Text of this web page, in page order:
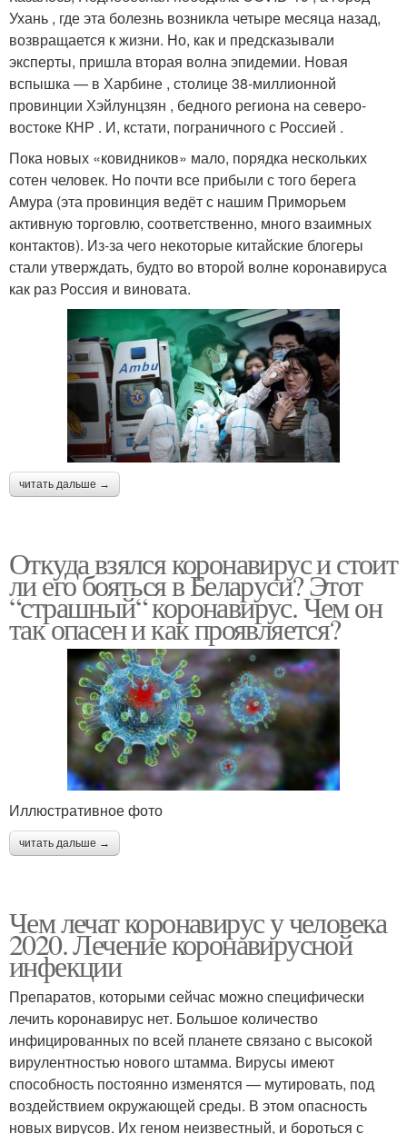
Ухань , где эта болезнь возникла четыре месяца назад,
возвращается к жизни. Но, как и предсказывали
эксперты, пришла вторая волна эпидемии. Новая
вспышка — в Харбине , столице 38-миллионной
провинции Хэйлунцзян , бедного региона на северо-
востоке КНР . И, кстати, пограничного с Россией .
Пока новых «ковидников» мало, порядка нескольких
сотен человек. Но почти все прибыли с того берега
Амура (эта провинция ведёт с нашим Приморьем
активную торговлю, соответственно, много взаимных
контактов). Из-за чего некоторые китайские блогеры
стали утверждать, будто во второй волне коронавируса
как раз Россия и виновата.
читать дальше →
Откуда взялся коронавирус и стоит
ли его бояться в Беларуси? Этот
“страшный“ коронавирус. Чем он
так опасен и как проявляется?
Иллюстративное фото
читать дальше →
Чем лечат коронавирус у человека
2020. Лечение коронавирусной
инфекции
Препаратов, которыми сейчас можно специфически
лечить коронавирус нет. Большое количество
инфицированных по всей планете связано с высокой
вирулентностью нового штамма. Вирусы имеют
способность постоянно изменятся — мутировать, под
воздействием окружающей среды. В этом опасность
новых вирусов. Их геном неизвестный, и бороться с